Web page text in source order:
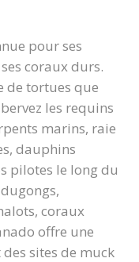
pour ses
coraux durs.
de tortues que
les requins
marins, raie
dauphins
pilotes le long du
coraux
offre une
sites de muck